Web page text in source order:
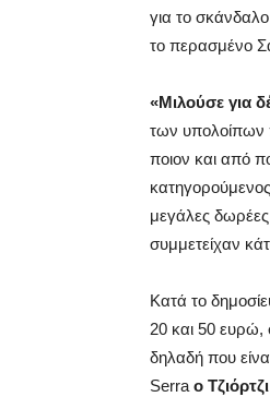
για το
το περασμένο
«Μιλούσε για
των υπολοίπων
ποιον και από
μεγάλες δωρέες
συμμετείχαν
Κατά το
20 και 50 ευρώ,
δηλαδή που
Serra ο